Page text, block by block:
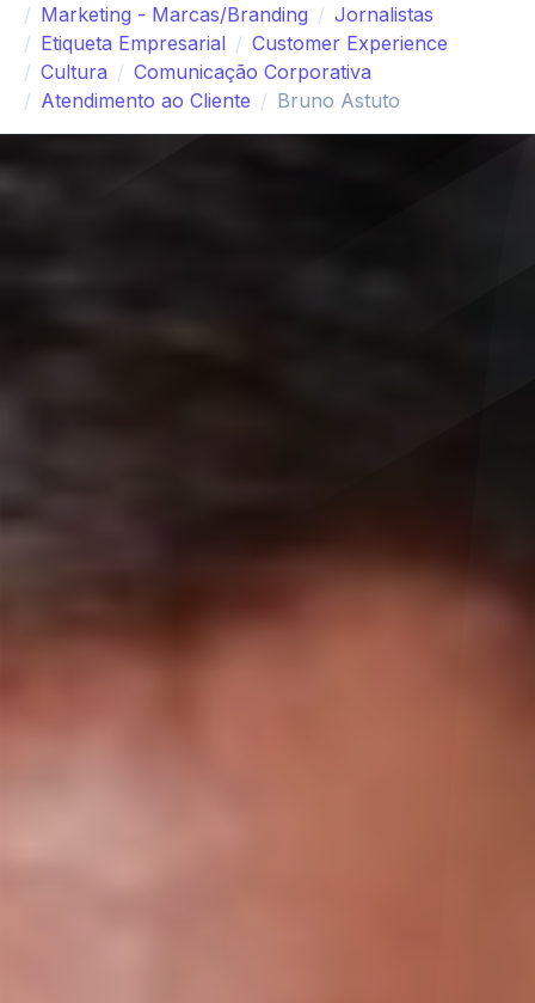
Marketing - Marcas/Branding
Jornalistas
Etiqueta Empresarial
Customer Experience
Cultura
Comunicação Corporativa
Atendimento ao Cliente
Bruno Astuto